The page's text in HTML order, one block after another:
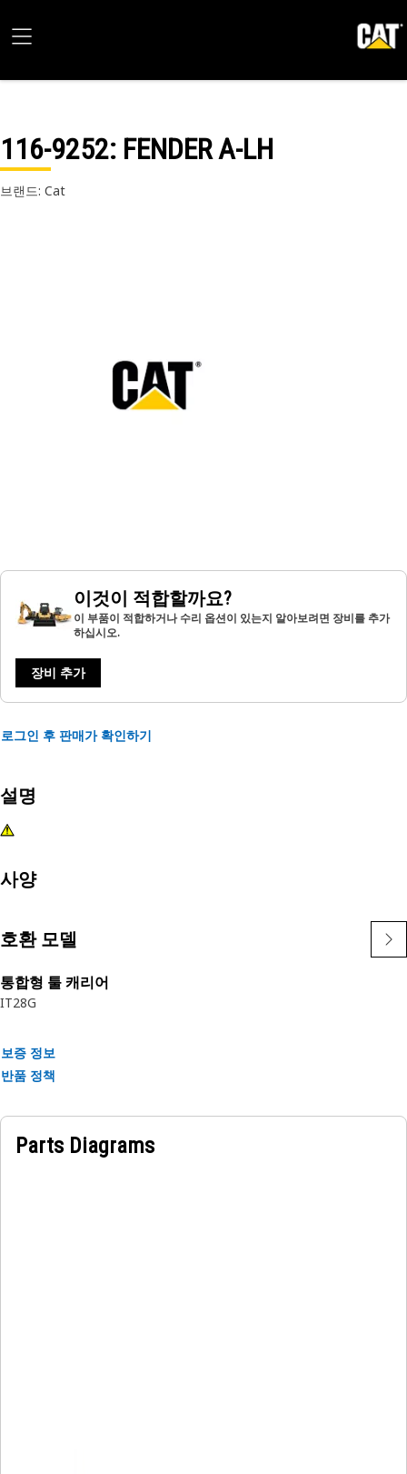
116-9252: FENDER A-LH
브랜드: Cat
이것이 적합할까요?
이 부품이 적합하거나 수리 옵션이 있는지 알아보려면 장비를 추가
하십시오.
장비 추가
로그인 후 판매가 확인하기
설명
사양
호환 모델
통합형 툴 캐리어
IT28G
보증 정보
반품 정책
Parts Diagrams